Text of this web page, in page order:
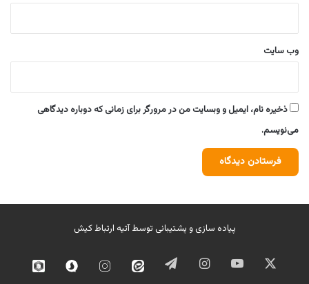
وب‌ سایت
ذخیره نام، ایمیل و وبسایت من در مرورگر برای زمانی که دوباره دیدگاهی
می‌نویسم.
پیاده سازی و پشتیبانی توسطآتیه ارتباط کیش
ایکس یوتیوب اینستاگرامتلگرام ایتا اینستاگرامسروش